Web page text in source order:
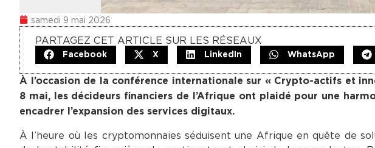
samedi 9 mai 2026
PARTAGEZ CET ARTICLE SUR LES RÉSEAUX
Facebook X LinkedIn WhatsApp
À l’occasion de la conférence internationale sur « Crypto-actifs et
8 mai, les décideurs financiers de l’Afrique ont plaidé pour une
encadrer l’expansion des services digitaux.
À l’heure où les cryptomonnaies séduisent une Afrique en quête de